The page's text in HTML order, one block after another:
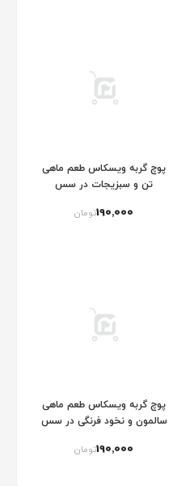
پوچ گربه ویسکاس طعم ماهی
تن و سبزیجات در سس
190٬000تومان
پوچ گربه ویسکاس طعم ماهی
سالمون و نخود فرنگی در سس
190٬000تومان